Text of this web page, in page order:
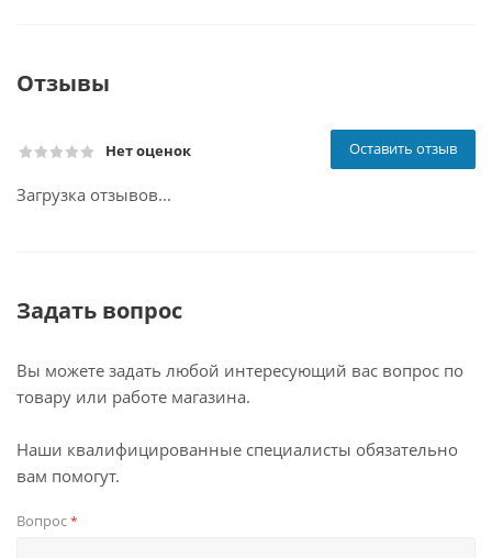
Отзывы
Нет оценок Оставить отзыв
Загрузка отзывов...
Задать вопрос
Вы можете задать любой интересующий вас вопрос по
товару или работе магазина.
Наши квалифицированные специалисты обязательно
вам помогут.
Вопрос*